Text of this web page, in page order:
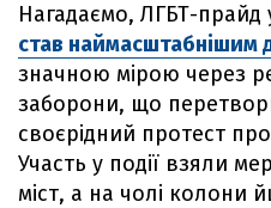
Нагадаємо, ЛГБТ-прайд
став наймасштабнішим
значною мірою через
заборони, що
своєрідний протест
Участь у події взяли
міст, а на чолі колони